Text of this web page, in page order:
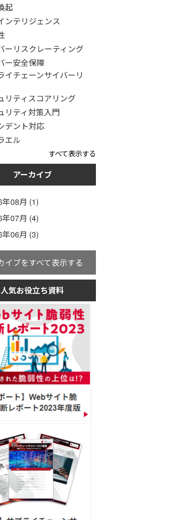
起
ンテリジェンス
ーリスクレーティング
ー安全保障
イチェーンサイバーリ
リティスコアリング
リティ対策入門
デント対応
エル
すべて表示する
アーカイブ
08月 (1)
07月 (4)
06月 (3)
イブをすべて表示する
人気お役立ち資料